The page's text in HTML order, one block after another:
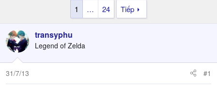
1 … 24 Tiếp
transyphu
Legend of Zelda
31/7/13 #1